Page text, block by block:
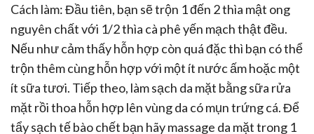
Cách làm: Đầu tiên, bạn sẽ trộn 1 đến 2 thìa mật ong
nguyên chất với 1/2 thìa cà phê yến mạch thật đều.
Nếu như cảm thấy hỗn hợp còn quá đặc thì bạn có thể
trộn thêm cùng hỗn hợp với một ít nước ấm hoặc một
ít sữa tươi. Tiếp theo, làm sạch da mặt bằng sữa rửa
mặt rồi thoa hỗn hợp lên vùng da có mụn trứng cá. Để
tẩy sạch tế bào chết bạn hãy massage da mặt trong 1